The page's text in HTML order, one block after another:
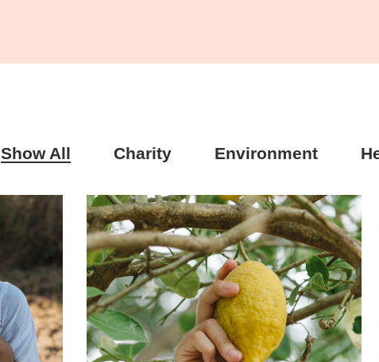
Show All Charity Environment
Charity
Organic
life